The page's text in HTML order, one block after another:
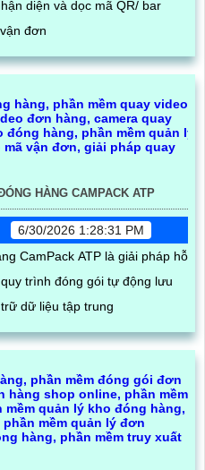
diện và dọc mã QR/ bar
đơn
HÀNG CAMPACK ATP
6/30/2026 1:28:31 PM
CamPack ATP là giải pháp hỗ
trình đóng gói tự động lưu
dữ liệu tập trung